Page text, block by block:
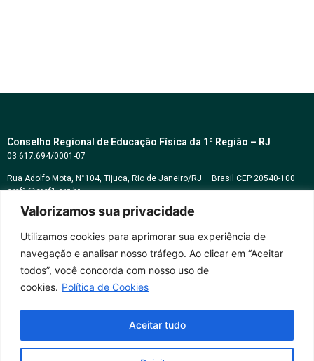
Valorizamos sua privacidade
Utilizamos cookies para aprimorar sua experiência de
navegação e analisar nosso tráfego. Ao clicar em “Aceitar
todos”, você concorda com nosso uso de
cookies. Política de Cookies
Aceitar tudo
Conselho Regional de Educação Física da 1ª Região – RJ
03.617.694/0001-07
Rua Adolfo Mota, N°104, Tijuca, Rio de Janeiro/RJ – Brasil CEP 20540-100
cref1@cref1.org.br
Assessoria de comunicação:
Horários de atendimento:
Whatsapp: (21) 2569-2398